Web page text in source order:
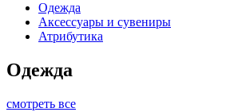
Одежда
Аксессуары и сувениры
Атрибутика
Одежда
смотреть все